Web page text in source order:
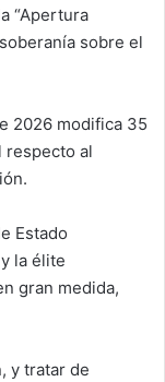
“Apertura
sobre el
2026 modifica 35
respecto al
Estado
la élite
gran medida,
y tratar de